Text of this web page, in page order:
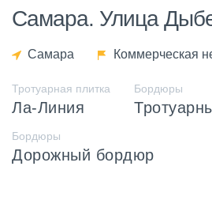
Самара. Улица
Самара Коммерческая
Тротуарная плитка
Ла-Линия
Бордюры
Бордюры
Дорожный бордюр